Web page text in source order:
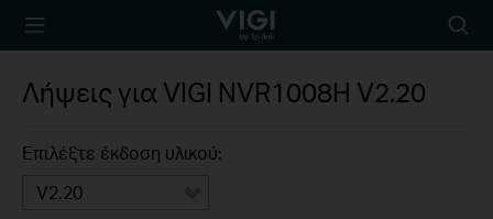
TP-Link, Reliably
icon
Λήψεις γιαVIGI NVR1008H V2.20
Επιλέξτε έκδοση υλικού:
V2.20